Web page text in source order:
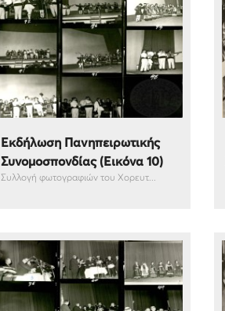
Εκδήλωση Πανηπειρωτικής
Συνομοσπονδίας (Εικόνα 10)
Συλλογή φωτογραφιών του Χορευτ...